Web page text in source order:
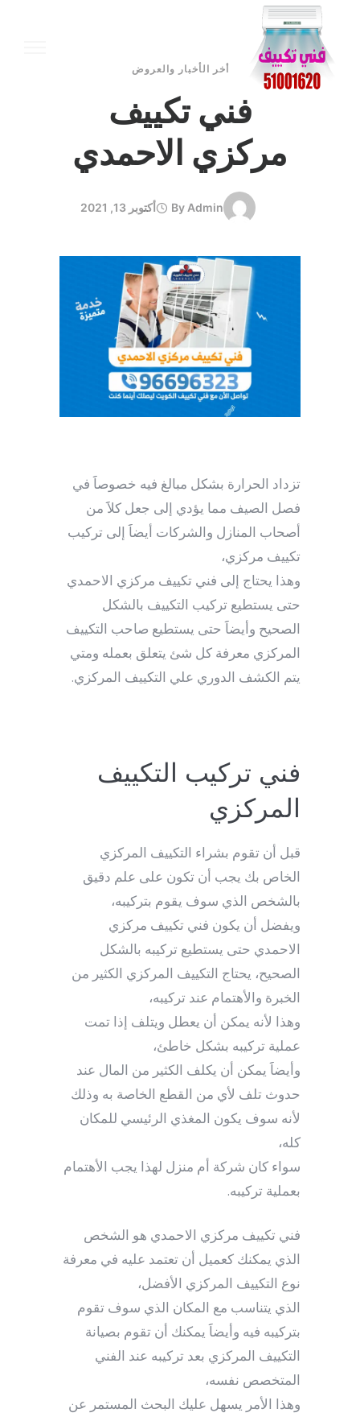
أخر الأخبار والعروض
فني تكييف
مركزي الاحمدي
By Admin أكتوبر 13, 2021
تزداد الحرارة بشكل مبالغ فيه خصوصاََ في
فصل الصيف مما يؤدي إلى جعل كلاََ من
أصحاب المنازل والشركات أيضاََ إلى تركيب
تكييف مركزي،
وهذا يحتاج إلى فني تكييف مركزي الاحمدي
حتى يستطيع تركيب التكييف بالشكل
الصحيح وأيضاََ حتى يستطيع صاحب التكييف
المركزي معرفة كل شئ يتعلق بعمله ومتي
يتم الكشف الدوري علي التكييف المركزي.
فني تركيب التكييف
المركزي
قبل أن تقوم بشراء التكييف المركزي
الخاص بك يجب أن تكون على علم دقيق
بالشخص الذي سوف يقوم بتركيبه،
ويفضل أن يكون فني تكييف مركزي
الاحمدي حتى يستطيع تركيبه بالشكل
الصحيح، يحتاج التكييف المركزي الكثير من
الخبرة والأهتمام عند تركيبه،
وهذا لأنه يمكن أن يعطل ويتلف إذا تمت
عملية تركيبه بشكل خاطئ،
وأيضاََ يمكن أن يكلف الكثير من المال عند
حدوث تلف لأي من القطع الخاصة به وذلك
لأنه سوف يكون المغذي الرئيسي للمكان
كله،
سواء كان شركة أم منزل لهذا يجب الأهتمام
بعملية تركيبه.
فني تكييف مركزي الاحمدي هو الشخص
الذي يمكنك كعميل أن تعتمد عليه في معرفة
نوع التكييف المركزي الأفضل،
الذي يتناسب مع المكان الذي سوف تقوم
بتركيبه فيه وأيضاََ يمكنك أن تقوم بصيانة
التكييف المركزي بعد تركيبه عند الفني
المتخصص نفسه،
وهذا الأمر يسهل عليك البحث المستمر عن